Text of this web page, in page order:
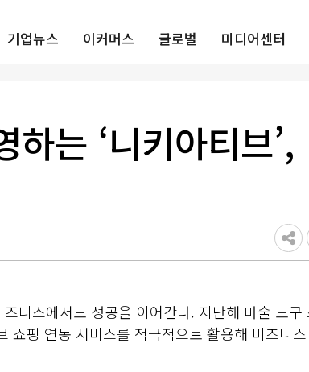
기업뉴스 이커머스 글로벌 미디어센터
는 ‘니키아티브’,
니스에서도 성공을 이어간다. 지난해 마술 도구
쇼핑 연동 서비스를 적극적으로 활용해 비즈니